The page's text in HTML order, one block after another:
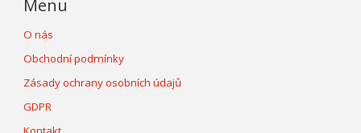
Menu
O nás
Obchodní podmínky
Zásady ochrany osobních údajů
GDPR